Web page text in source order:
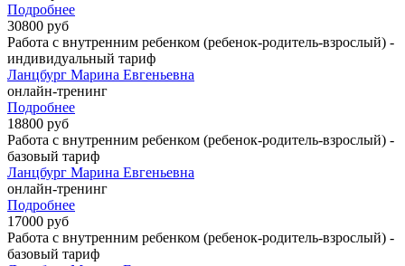
Подробнее
30800 руб
Работа с внутренним ребенком (ребенок-родитель-взрослый) -
индивидуальный тариф
Ланцбург Марина Евгеньевна
онлайн-тренинг
Подробнее
18800 руб
Работа с внутренним ребенком (ребенок-родитель-взрослый) -
базовый тариф
Ланцбург Марина Евгеньевна
онлайн-тренинг
Подробнее
17000 руб
Работа с внутренним ребенком (ребенок-родитель-взрослый) -
базовый тариф